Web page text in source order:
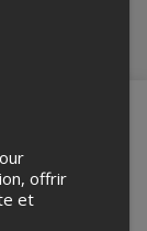
pas un
offrir
et